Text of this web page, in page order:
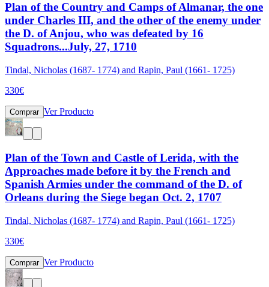
Plan of the Country and Camps of Almanar, the one
under Charles III, and the other of the enemy under
the D. of Anjou, who was defeated by 16
Squadrons...July, 27, 1710
Tindal, Nicholas (1687- 1774) and Rapin, Paul (1661- 1725)
330€
Comprar Ver Producto
Plan of the Town and Castle of Lerida, with the
Approaches made before it by the French and
Spanish Armies under the command of the D. of
Orleans during the Siege began Oct. 2, 1707
Tindal, Nicholas (1687- 1774) and Rapin, Paul (1661- 1725)
330€
Comprar Ver Producto